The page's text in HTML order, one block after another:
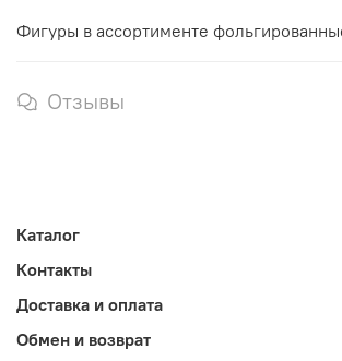
Фигуры в ассортименте
Отзывы
Каталог
Контакты
Доставка и оплата
Обмен и возврат